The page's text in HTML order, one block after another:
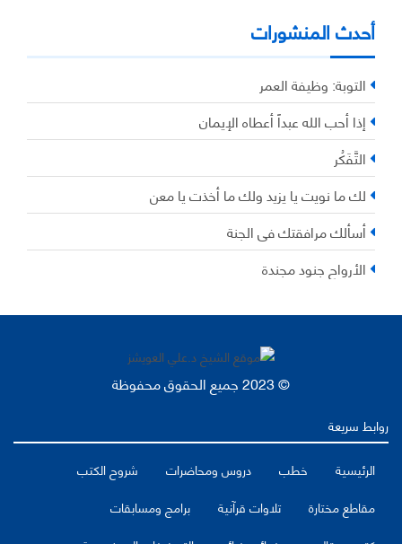
أحدث المنشورات
التوبة: وظيفة العمر
إذا أحب الله عبداً أعطاه الإيمان
التَّفَكُر
لك ما نويت يا يزيد ولك ما أخذت يا معن
أسألك مرافقتك في الجنة
الأرواح جنود مجندة
© 2023 جميع الحقوق محفوظة
روابط سريعة
الرئيسية
خطب دروس ومحاضرات
شروح الكتب
مقاطع مختارة
تلاوات قرآنية
برامج ومسابقات